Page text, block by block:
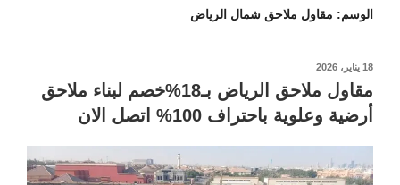
الوسم: مقاول ملاحق شمال الرياض
نُشر
18 يناير، 2026
مقاول ملاحق الرياض بـ18%خصم لبناء ملاحق
أرضية وعلوية باحتراف 100% اتصل الان